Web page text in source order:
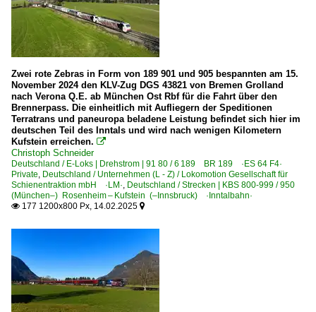
Zwei rote Zebras in Form von 189 901 und 905 bespannten am 15.
November 2024 den KLV-Zug DGS 43821 von Bremen Grolland
nach Verona Q.E. ab München Ost Rbf für die Fahrt über den
Brennerpass. Die einheitlich mit Aufliegern der Speditionen
Terratrans und paneuropa beladene Leistung befindet sich hier im
deutschen Teil des Inntals und wird nach wenigen Kilometern
Kufstein erreichen. 
Christoph Schneider
Deutschland / E-Loks | Drehstrom | 91 80 / 6 189 BR 189 ·ES 64 F4·
Private, Deutschland / Unternehmen (L - Z) / Lokomotion Gesellschaft für
Schienentraktion mbH ·LM·, Deutschland / Strecken | KBS 800-999 / 950
(München–) Rosenheim – Kufstein (–Innsbruck) ·Inntalbahn·
 177 1200x800 Px, 14.02.2025 